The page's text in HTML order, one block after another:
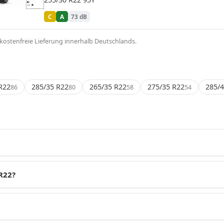
73 dB
C A 73 dB
Lieferung innerhalb Deutschlands.
86 285/35 R2280 265/35 R2258 275/35 R2254 285/